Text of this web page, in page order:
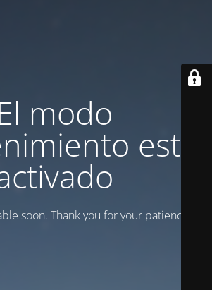
modo
está
soon. Thank you for your patience!